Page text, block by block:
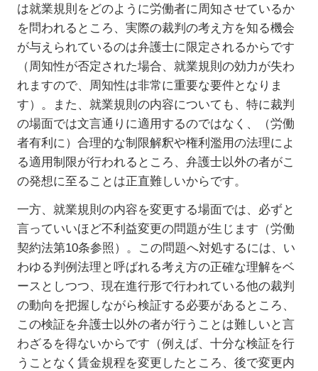
は就業規則をどのように労働者に周知させているか
を問われるところ、実際の裁判の考え方を知る機会
が与えられているのは弁護士に限定されるからです
（周知性が否定された場合、就業規則の効力が失わ
れますので、周知性は非常に重要な要件となりま
す）。また、就業規則の内容についても、特に裁判
の場面では文言通りに適用するのではなく、（労働
者有利に）合理的な制限解釈や権利濫用の法理によ
る適用制限が行われるところ、弁護士以外の者がこ
の発想に至ることは正直難しいからです。
一方、就業規則の内容を変更する場面では、必ずと
言っていいほど不利益変更の問題が生じます（労働
契約法第10条参照）。この問題へ対処するには、い
わゆる判例法理と呼ばれる考え方の正確な理解をベ
ースとしつつ、現在進行形で行われている他の裁判
の動向を把握しながら検証する必要があるところ、
この検証を弁護士以外の者が行うことは難しいと言
わざるを得ないからです（例えば、十分な検証を行
うことなく賃金規程を変更したところ、後で変更内